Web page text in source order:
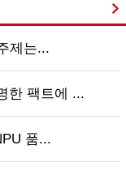
제는...
한 팩트에 ...
품...